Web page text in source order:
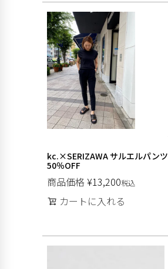
kc.×SERIZAWA サルエルパンツ
50％OFF
商品価格 ¥13,200税込
カートに入れる